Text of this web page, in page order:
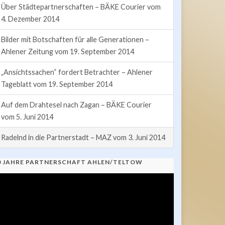
Über Städtepartnerschaften – BÄKE Courier vom
4. Dezember 2014
Bilder mit Botschaften für alle Generationen –
Ahlener Zeitung vom 19. September 2014
„Ansichtssachen“ fordert Betrachter – Ahlener
Tageblatt vom 19. September 2014
Auf dem Drahtesel nach Zagan – BÄKE Courier
vom 5. Juni 2014
Radelnd in die Partnerstadt – MAZ vom 3. Juni 2014
JAHRE PARTNERSCHAFT AHLEN/TELTOW